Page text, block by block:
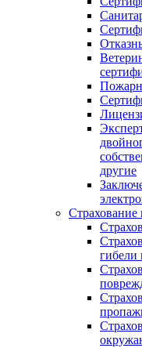
другие
Страхование
гибели